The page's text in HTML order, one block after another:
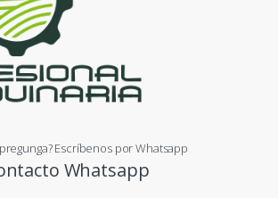
Escríbenos por Whatsapp
Whatsapp